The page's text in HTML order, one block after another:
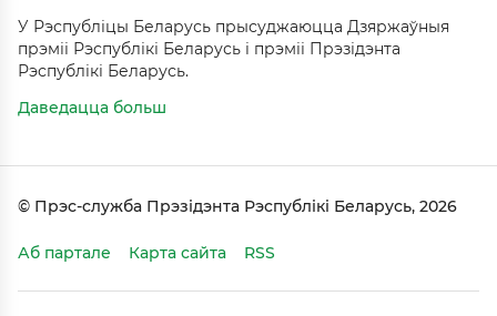
У Рэспубліцы Беларусь прысуджаюцца Дзяржаўныя
прэміі Рэспублікі Беларусь і прэміі Прэзідэнта
Рэспублікі Беларусь.
Даведацца больш
© Прэс-служба Прэзідэнта Рэспублікі Беларусь, 2026
Аб партале Карта сайта RSS